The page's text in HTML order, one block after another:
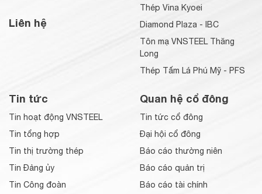
Liên hệ
Thép Vina Kyoei
Diamond Plaza - IBC
Tôn mạ VNSTEEL Thăng
Long
Thép Tấm Lá Phú Mỹ - PFS
Tin tức
Tin hoạt động VNSTEEL
Tin tổng hợp
Tin thị trường thép
Tin Đảng ủy
Tin Công đoàn
Quan hệ cổ đông
Tin tức cổ đông
Đại hội cổ đông
Báo cáo thường niên
Báo cáo quản trị
Báo cáo tài chính